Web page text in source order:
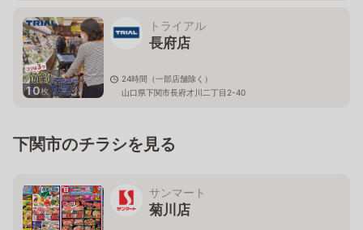
10枚
トライアル
長府店
24時間（一部店舗除く）
山口県下関市長府才川二丁目2-40
下関市のチラシを見る
サンマート
菊川店